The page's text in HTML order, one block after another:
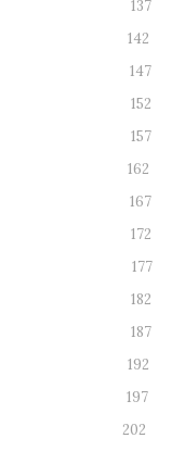
137
142
147
152
157
162
167
172
177
182
187
192
197
202